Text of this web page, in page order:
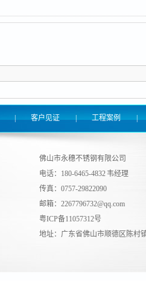
| 客户见证 | 工程案例 |
佛山市永穗不锈钢有限公司
电话：180-6465-4832 韦经理
传真：0757-29822090
邮箱：2267796732@qq.com
粤ICP备11057312号
地址：广东省佛山市顺德区陈